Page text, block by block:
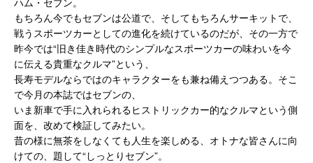
もちろん今でもセブンは公道で、そしてもちろんサーキットで、
戦うスポーツカーとしての進化を続けているのだが、その一方で
昨今では“旧き佳き時代のシンプルなスポーツカーの味わいを今
に伝える貴重なクルマ”という、
長寿モデルならではのキャラクターをも兼ね備えつつある。そこ
で今月の本誌ではセブンの、
いま新車で手に入れられるヒストリックカー的なクルマという側
面を、改めて検証してみたい。
昔の様に無茶をしなくても人生を楽しめる、オトナな皆さんに向
けての、題して“しっとりセブン”。